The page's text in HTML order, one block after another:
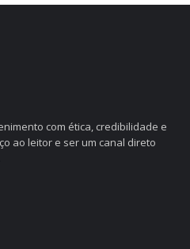
com ética, credibilidade e
ao leitor e ser um canal direto